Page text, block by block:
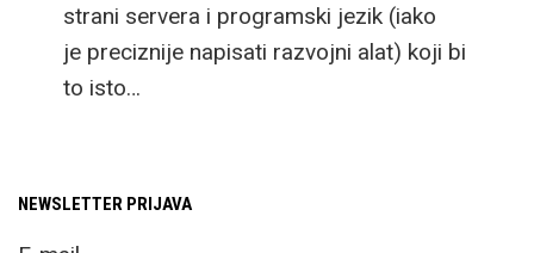
strani servera i programski jezik (iako
je preciznije napisati razvojni alat) koji bi
to isto…
NEWSLETTER PRIJAVA